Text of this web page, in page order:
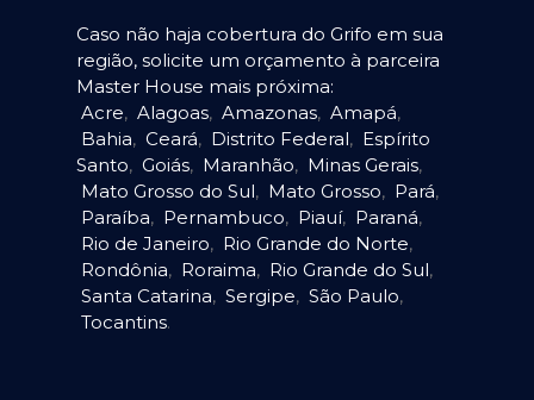
Caso não haja cobertura do Grifo em sua
região, solicite um orçamento à parceira
Master House mais próxima:
Acre, Alagoas, Amazonas, Amapá,
Bahia, Ceará, Distrito Federal, Espírito
Santo, Goiás, Maranhão, Minas Gerais,
Mato Grosso do Sul, Mato Grosso, Pará,
Paraíba, Pernambuco, Piauí, Paraná,
Rio de Janeiro, Rio Grande do Norte,
Rondônia, Roraima, Rio Grande do Sul,
Santa Catarina, Sergipe, São Paulo,
Tocantins.